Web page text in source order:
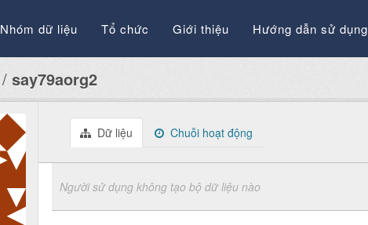
Nhóm dữ liệu Tổ chức Giới thiệu Hướng dẫn sử dụng
say79aorg2
Dữ liệu Chuỗi hoạt động
Người sử dụng không tạo bộ dữ liệu nào